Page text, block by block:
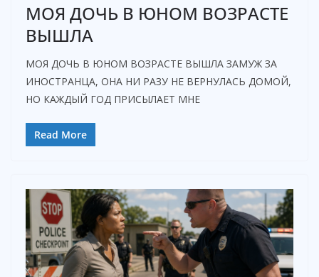
МОЯ ДОЧЬ В ЮНОМ ВОЗРАСТЕ
ВЫШЛА
МОЯ ДОЧЬ В ЮНОМ ВОЗРАСТЕ ВЫШЛА ЗАМУЖ ЗА
ИНОСТРАНЦА, ОНА НИ РАЗУ НЕ ВЕРНУЛАСЬ ДОМОЙ,
НО КАЖДЫЙ ГОД ПРИСЫЛАЕТ МНЕ
Read More